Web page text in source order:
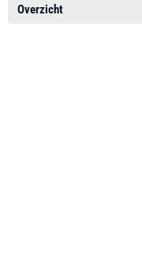
Overzicht